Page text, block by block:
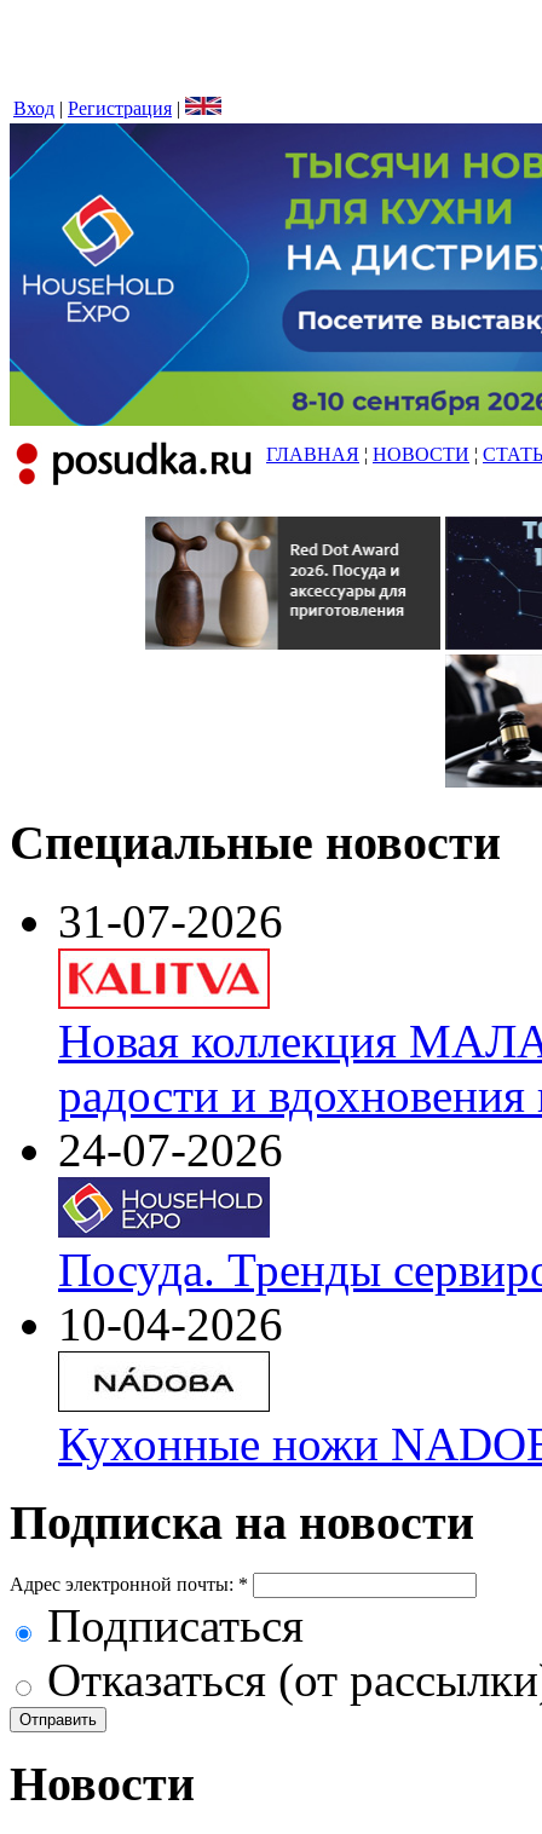
Вход | Регистрация |
ГЛАВНАЯ ¦ НОВОСТИ ¦
Специальные новости
31-07-2026
Новая коллекция
радости и
24-07-2026
Посуда. Тренды
10-04-2026
Кухонные ножи
Подписка на новости
Адрес электронной почты: *
Подписаться
Отказаться (от
Новости